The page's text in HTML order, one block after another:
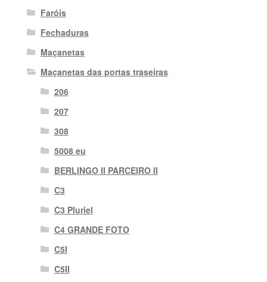
Faróis
Fechaduras
Maçanetas
Maçanetas das portas traseiras
206
207
308
5008 eu
BERLINGO II PARCEIRO II
C3
C3 Pluriel
C4 GRANDE FOTO
C5I
C5II